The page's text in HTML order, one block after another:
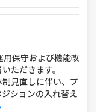
保守および機能改
ただきます。
見直しに伴い、プ
ションの入れ替え